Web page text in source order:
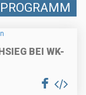
BEI WK-